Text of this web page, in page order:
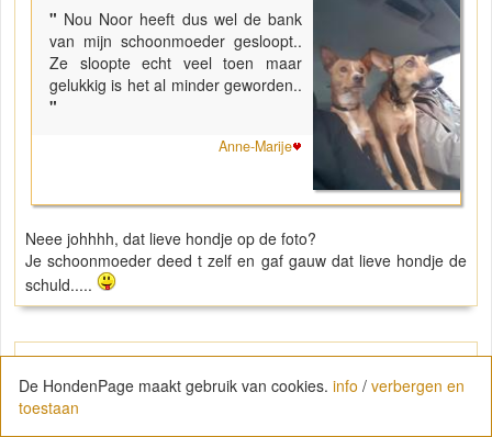
" Nou Noor heeft dus wel de bank
van mijn schoonmoeder gesloopt..
Ze sloopte echt veel toen maar
gelukkig is het al minder geworden..
"
Anne-Marije
Neee johhhh, dat lieve hondje op de foto?
Je schoonmoeder deed t zelf en gaf gauw dat lieve hondje de
schuld.....
xMiekex
15 oktober 2015 om 20:08
De HondenPage maakt gebruik van cookies. info / verbergen en
toestaan